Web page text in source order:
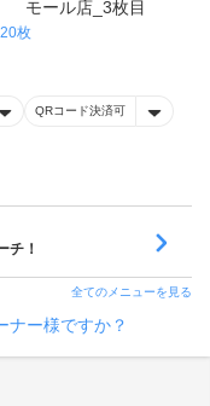
20枚
QRコード決済可
チ！
全てのメニューを見る
ナー様ですか？